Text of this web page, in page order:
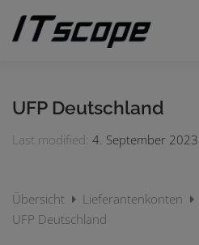
Inhalt
springen
Englisch
UFP Deutschland
Last modified: 4. September 2023
Übersicht Lieferantenkonten
UFP Deutschland